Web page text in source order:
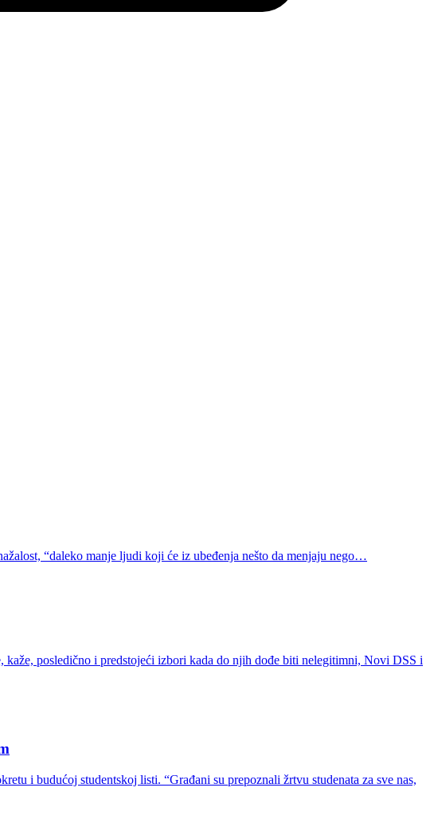
“daleko manje ljudi koji će iz ubeđenja nešto da menjaju nego…
kaže, posledično i predstojeći izbori kada do njih dođe biti nelegitimni, Novi DSS i
i budućoj studentskoj listi. “Građani su prepoznali žrtvu studenata za sve nas,